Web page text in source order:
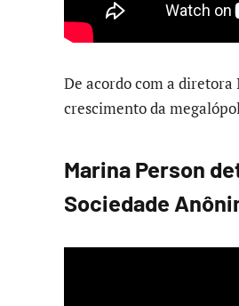
De acordo com a diretora
crescimento da
Marina Person
Sociedade